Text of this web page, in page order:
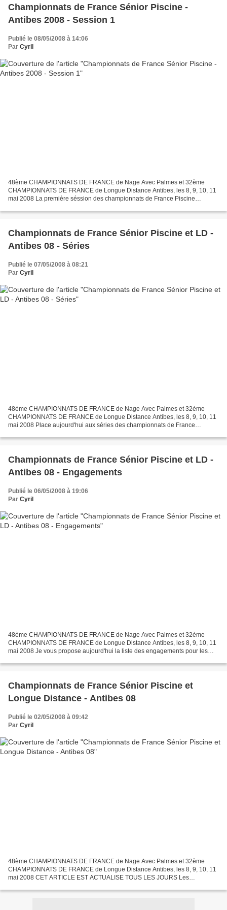
Championnats de France Sénior Piscine -
Antibes 2008 - Session 1
Publié le 08/05/2008 à 14:06
Par Cyril
48ème CHAMPIONNATS DE FRANCE de Nage Avec Palmes et 32ème
CHAMPIONNATS DE FRANCE de Longue Distance Antibes, les 8, 9, 10, 11
mai 2008 La première séssion des championnats de France Piscine
Championnats de France Sénior Piscine et LD -
Antibes 08 - Séries
Publié le 07/05/2008 à 08:21
Par Cyril
48ème CHAMPIONNATS DE FRANCE de Nage Avec Palmes et 32ème
CHAMPIONNATS DE FRANCE de Longue Distance Antibes, les 8, 9, 10, 11
mai 2008 Place aujourd'hui aux séries des championnats de France
Championnats de France Sénior Piscine et LD -
Antibes 08 - Engagements
Publié le 06/05/2008 à 19:06
Par Cyril
48ème CHAMPIONNATS DE FRANCE de Nage Avec Palmes et 32ème
CHAMPIONNATS DE FRANCE de Longue Distance Antibes, les 8, 9, 10, 11
mai 2008 Je vous propose aujourd'hui la liste des engagements pour les
Championnats de France Sénior Piscine et
Longue Distance - Antibes 08
Publié le 02/05/2008 à 09:42
Par Cyril
48ème CHAMPIONNATS DE FRANCE de Nage Avec Palmes et 32ème
CHAMPIONNATS DE FRANCE de Longue Distance Antibes, les 8, 9, 10, 11
mai 2008 CET ARTICLE EST ACTUALISE TOUS LES JOURS Les
savez...